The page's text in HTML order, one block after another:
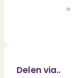
Delen via..